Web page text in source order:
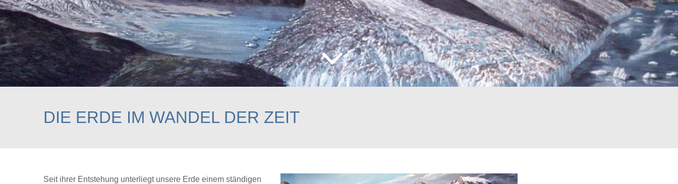
DIE ERDE IM WANDEL DER ZEIT
Seit ihrer Entstehung unterliegt unsere Erde einem ständigen